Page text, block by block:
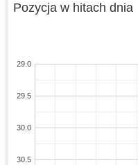
Pozycja w hitach dnia
29.0
29.5
30.0
30.5